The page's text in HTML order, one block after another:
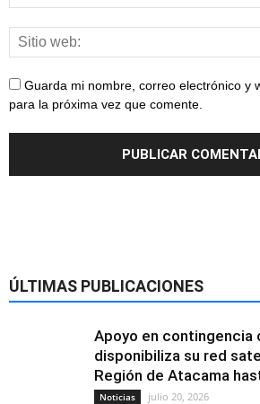
Guarda mi nombre, correo electrónico y
para la próxima vez que comente.
ÚLTIMAS PUBLICACIONES
Apoyo en contingencia
disponibiliza su red
Región de Atacama
Noticias julio 20, 2026